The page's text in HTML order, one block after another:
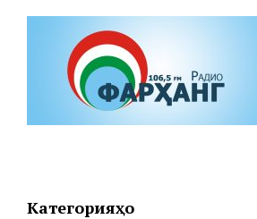
Категорияҳо